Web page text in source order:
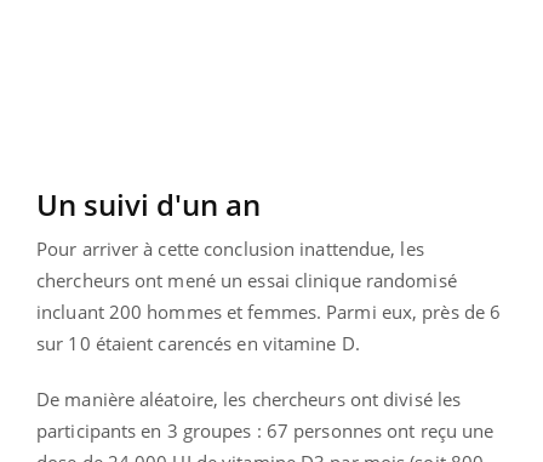
Un suivi d'un an
Pour arriver à cette conclusion inattendue, les
chercheurs ont mené un essai clinique randomisé
incluant 200 hommes et femmes. Parmi eux, près de 6
sur 10 étaient carencés en vitamine D.
De manière aléatoire, les chercheurs ont divisé les
participants en 3 groupes : 67 personnes ont reçu une